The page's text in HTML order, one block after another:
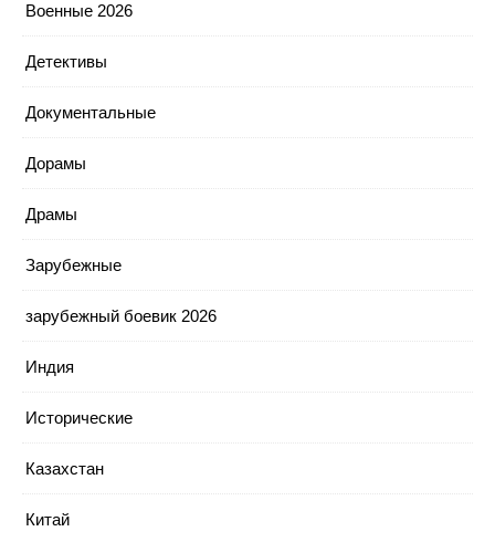
Военные 2026
Детективы
Документальные
Дорамы
Драмы
Зарубежные
зарубежный боевик 2026
Индия
Исторические
Казахстан
Китай